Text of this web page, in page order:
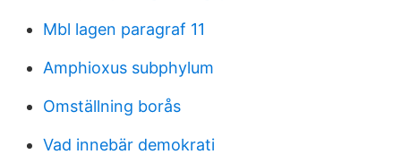
Mbl lagen paragraf 11
Amphioxus subphylum
Omställning borås
Vad innebär demokrati